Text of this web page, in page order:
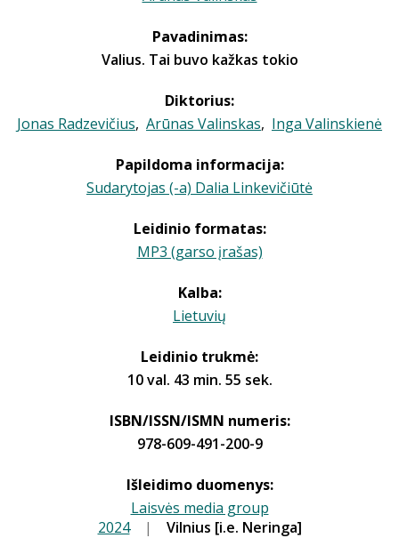
Pavadinimas:
Valius. Tai buvo kažkas tokio
Diktorius:
Jonas Radzevičius, Arūnas Valinskas, Inga Valinskienė
Papildoma informacija:
Sudarytojas (-a) Dalia Linkevičiūtė
Leidinio formatas:
MP3 (garso įrašas)
Kalba:
Lietuvių
Leidinio trukmė:
10 val. 43 min. 55 sek.
ISBN/ISSN/ISMN numeris:
978-609-491-200-9
Išleidimo duomenys:
Laisvės media group
|
2024 | Vilnius [i.e. Neringa]